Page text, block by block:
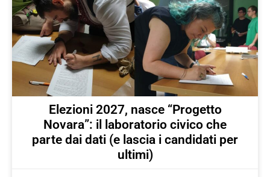
Elezioni 2027, nasce “Progetto
Novara”: il laboratorio civico che
parte dai dati (e lascia i candidati per
ultimi)